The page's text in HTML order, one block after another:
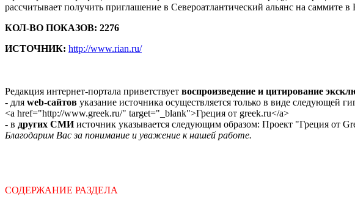
рассчитывает получить приглашение в Североатлантический альянс на саммите в
КОЛ-ВО ПОКАЗОВ: 2276
ИСТОЧНИК: http://www.rian.ru/
Редакция интернет-портала приветствует воспроизведение и цитирование
- для web-сайтов указание источника осуществляется только в виде следующей
<a href="http://www.greek.ru/" target="_blank">Греция от greek.ru</a>
- в других СМИисточник указывается следующим образом: Проект "Греция от
Благодарим Вас за понимание и уважение к нашей работе.
СОДЕРЖАНИЕ РАЗДЕЛА